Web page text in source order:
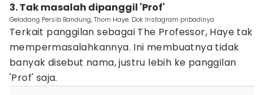
3. Tak masalah dipanggil 'Prof'
Geladang Persib Bandung, Thom Haye. Dok Instagram pribadinya
Terkait panggilan sebagai The Professor, Haye tak
mempermasalahkannya. Ini membuatnya tidak
banyak disebut nama, justru lebih ke panggilan
'Prof' saja.